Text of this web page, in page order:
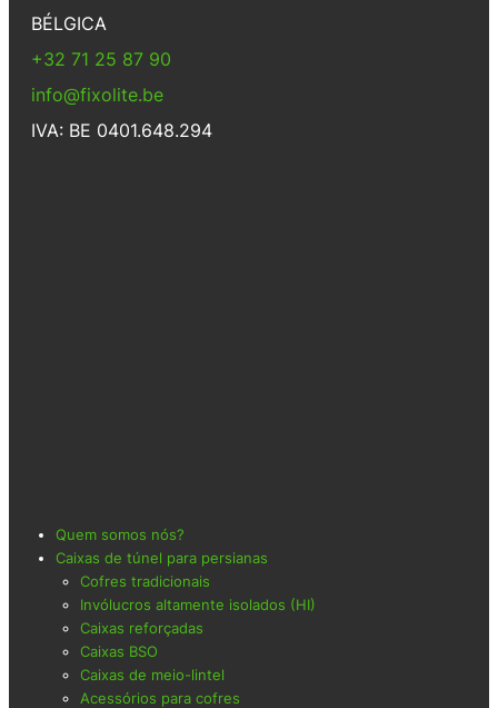
BÉLGICA
+32 71 25 87 90
info@fixolite.be
IVA: BE 0401.648.294
Quem somos nós?
Caixas de túnel para persianas
Cofres tradicionais
Invólucros altamente isolados (HI)
Caixas reforçadas
Caixas BSO
Caixas de meio-lintel
Acessórios para cofres